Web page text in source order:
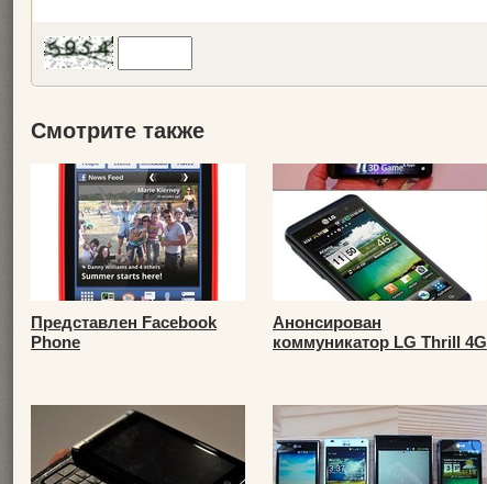
Смотрите также
Представлен Facebook
Phone
Анонсирован
коммуникатор LG Thrill 4G